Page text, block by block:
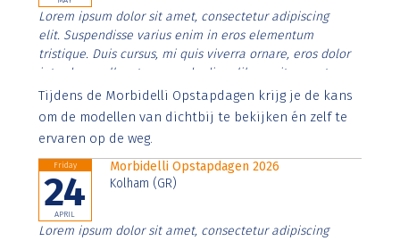
Lorem ipsum dolor sit amet, consectetur adipiscing
elit. Suspendisse varius enim in eros elementum
tristique. Duis cursus, mi quis viverra ornare, eros dolor
interdum nulla, ut commodo diam libero vitae erat.
Aenean faucibus nibh et justo cursus id rutrum lorem
imperdiet. Nunc ut sem vitae risus tristique posuere.
Tijdens de Morbidelli Opstapdagen krijg je de kans
om de modellen van dichtbij te bekijken én zelf te
ervaren op de weg.
Friday
24
APRIL
Morbidelli Opstapdagen 2026
Kolham (GR)
Lorem ipsum dolor sit amet, consectetur adipiscing